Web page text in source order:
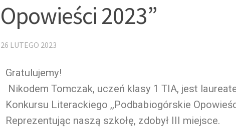
Opowieści 2023”
26 LUTEGO 2023
Gratulujemy!
Nikodem Tomczak, uczeń klasy 1 TIA, jest
Konkursu Literackiego ,,Podbabiogórskie
Reprezentując naszą szkołę, zdobył III miejsce.